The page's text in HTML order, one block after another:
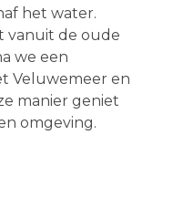
het water.
vanuit de oude
we een
Veluwemeer en
manier geniet
omgeving.